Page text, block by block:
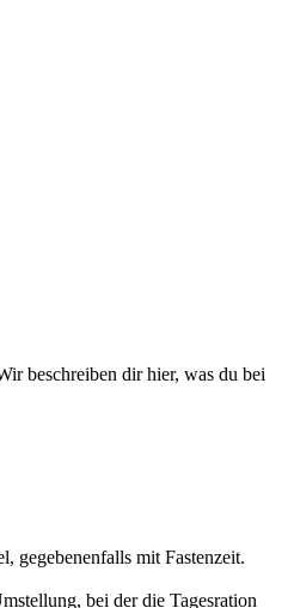
beschreiben dir hier, was du bei
gegebenenfalls mit Fastenzeit.
bei der die Tagesration